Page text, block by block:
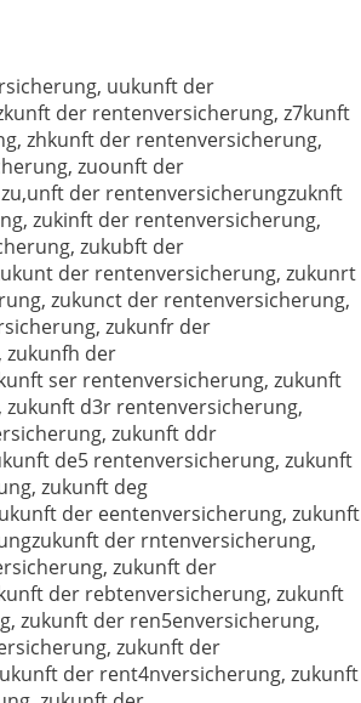
uukunft der
der rentenversicherung, z7kunft
zhkunft der rentenversicherung,
zuounft der
der rentenversicherungzuknft
zukinft der rentenversicherung,
zukubft der
der rentenversicherung, zukunrt
zukunct der rentenversicherung,
zukunfr der
zukunfh der
ser rentenversicherung, zukunft
d3r rentenversicherung,
zukunft ddr
de5 rentenversicherung, zukunft
zukunft deg
der eentenversicherung, zukunft
der rntenversicherung,
zukunft der
der rebtenversicherung, zukunft
zukunft der ren5enversicherung,
zukunft der
der rent4nversicherung, zukunft